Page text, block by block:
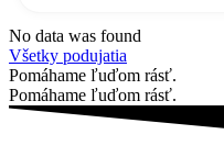
No data was found
Všetky podujatia
Pomáhame ľuďom rásť.
Pomáhame ľuďom rásť.